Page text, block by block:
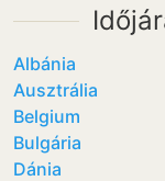
Albánia
Ausztrália
Belgium
Bulgária
Dánia